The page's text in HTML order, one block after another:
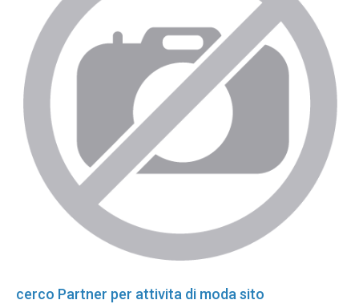
cerco Partner per attivita di moda sito